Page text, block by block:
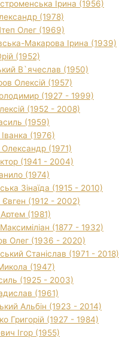
Ірина (1956)
(1978)
Олег (1969)
Макарова Ірина (1939)
(1952)
В`ячеслав (1950)
Олексій (1957)
(1927 - 1999)
(1952 - 2008)
(1959)
(1976)
(1971)
(1941 - 2004)
(1974)
Зінаїда (1915 - 2010)
Євген (1912 - 2002)
Артем (1981)
(1877 - 1932)
Олег (1936 - 2020)
Станіслав (1971 - 2018)
(1947)
(1925 - 2003)
(1961)
Альбін (1923 - 2014)
Григорій (1927 - 1984)
Ігор (1955)